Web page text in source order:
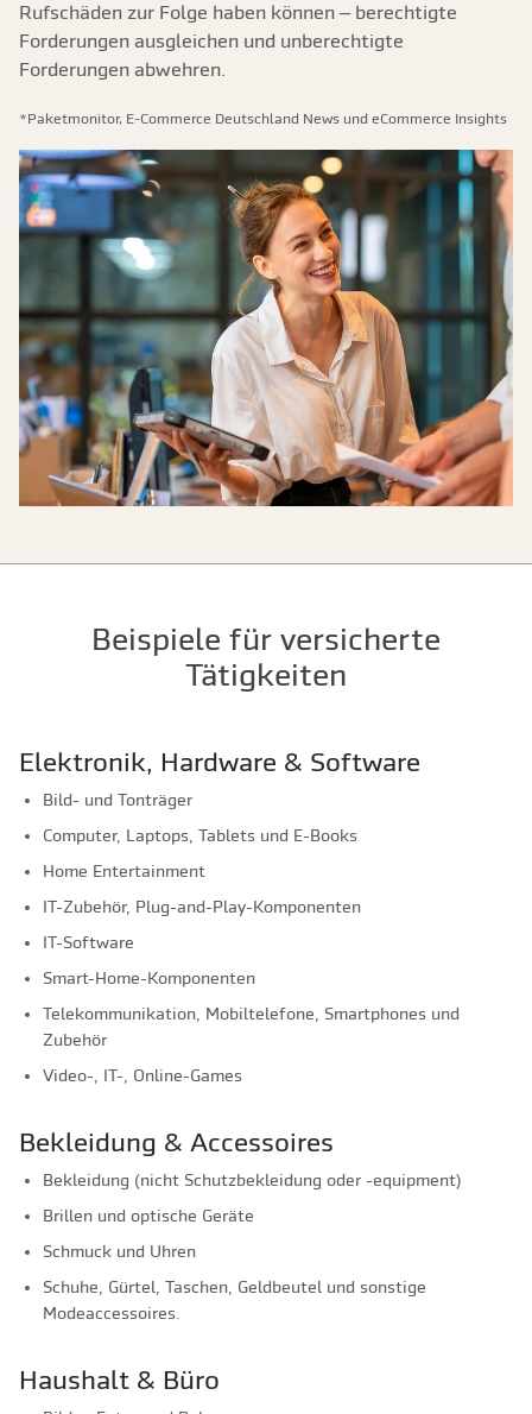
Rufschäden zur Folge haben können – berechtigte
Forderungen ausgleichen und unberechtigte
Forderungen abwehren.
*Paketmonitor, E-Commerce Deutschland News und eCommerce Insights
Beispiele für versicherte
Tätigkeiten
Elektronik, Hardware & Software
Bild- und Tonträger
Computer, Laptops, Tablets und E-Books
Home Entertainment
IT-Zubehör, Plug-and-Play-Komponenten
IT-Software
Smart-Home-Komponenten
Telekommunikation, Mobiltelefone, Smartphones und
Zubehör
Video-, IT-, Online-Games
Bekleidung & Accessoires
Bekleidung (nicht Schutzbekleidung oder -equipment)
Brillen und optische Geräte
Schmuck und Uhren
Schuhe, Gürtel, Taschen, Geldbeutel und sonstige
Modeaccessoires.
Haushalt & Büro